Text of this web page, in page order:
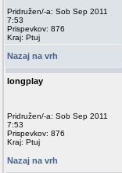
Pridružen/-a: Sob Sep 2011
7:53
Prispevkov: 876
Kraj: Ptuj
Nazaj na vrh
longplay
Pridružen/-a: Sob Sep 2011
7:53
Prispevkov: 876
Kraj: Ptuj
Nazaj na vrh